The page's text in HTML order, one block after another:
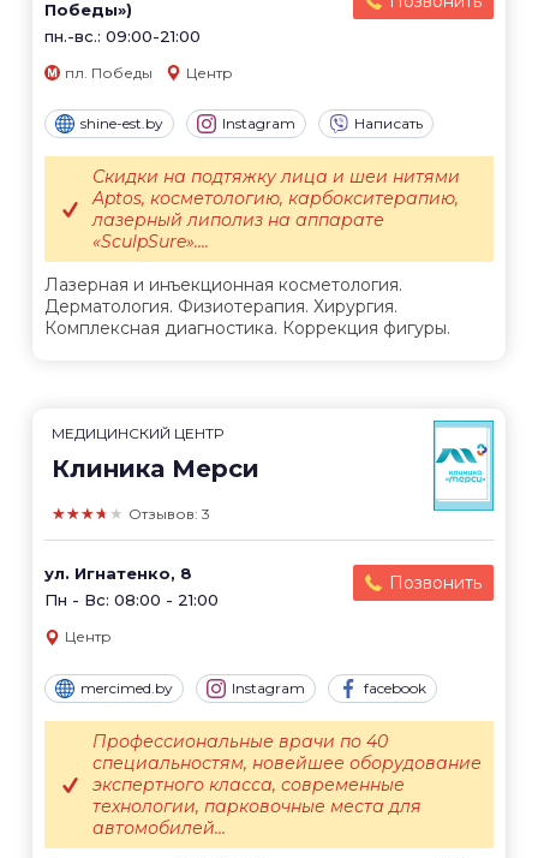
Победы»)
пн.-вс.: 09:00-21:00
пл. Победы Центр
shine-est.by Instagram Написать
Лазерная и инъекционная косметология.
Дерматология. Физиотерапия. Хирургия.
Комплексная диагностика. Коррекция фигуры.
Скидки на подтяжку лица и шеи нитями
Aptos, косметологию, карбокситерапию,
лазерный липолиз на аппарате
«SculpSure»....
МЕДИЦИНСКИЙ ЦЕНТР
Клиника Мерси
★★★★★ Отзывов: 3
ул. Игнатенко, 8
Пн - Вс: 08:00 - 21:00
Позвонить
Центр
mercimed.by Instagram facebook
Профессиональные врачи по 40
специальностям, новейшее оборудование
экспертного класса, современные
технологии, парковочные места для
автомобилей...